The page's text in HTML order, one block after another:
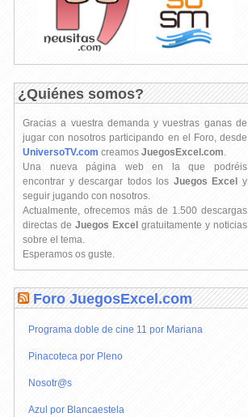
¿Quiénes somos?
Gracias a vuestra demanda y vuestras ganas de
jugar con nosotros participando en el Foro, desde
UniversoTV.com creamos JuegosExcel.com
Una nueva página web en la que podréis
encontrar y descargar todos los Juegos Excel y
seguir jugando con nosotros.
Actualmente, ofrecemos más de 1.500 descargas
directas de Juegos Excel gratuitamente y noticias
sobre el tema.
Esperamos os guste.
Foro JuegosExcel.com
Programa doble de cine 11 por Mariana
Pinacoteca por Pleno
Nosotr@s
Azul por Blancaestela